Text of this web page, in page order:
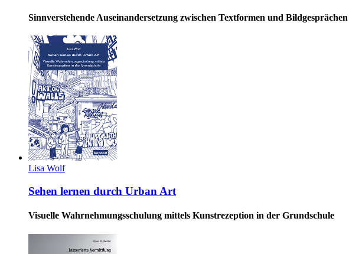
Sinnverstehende Auseinandersetzung zwischen Textformen und Bildgesprächen
Lisa Wolf
Sehen lernen durch Urban Art
Visuelle Wahrnehmungsschulung mittels Kunstrezeption in der Grundschule